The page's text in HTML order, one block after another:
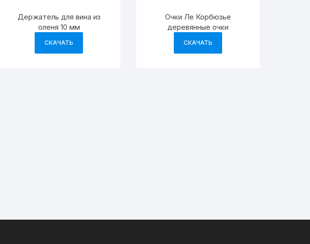
Держатель для вина из
оленя 10 мм
СКАЧАТЬ
Очки Ле Корбюзье
деревянные очки
СКАЧАТЬ